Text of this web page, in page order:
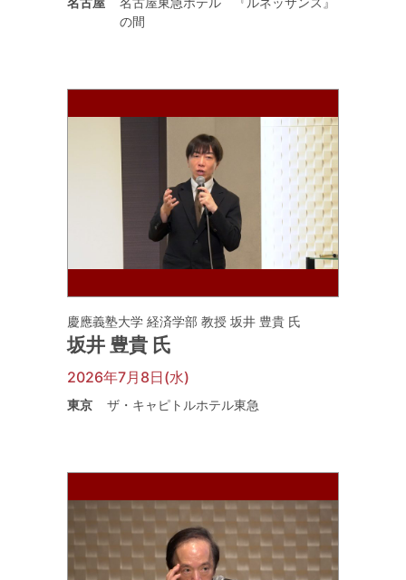
の間
慶應義塾大学 経済学部 教授 坂井 豊貴 氏
坂井 豊貴 氏
2026年7月8日(水)
東京 ザ・キャピトルホテル東急